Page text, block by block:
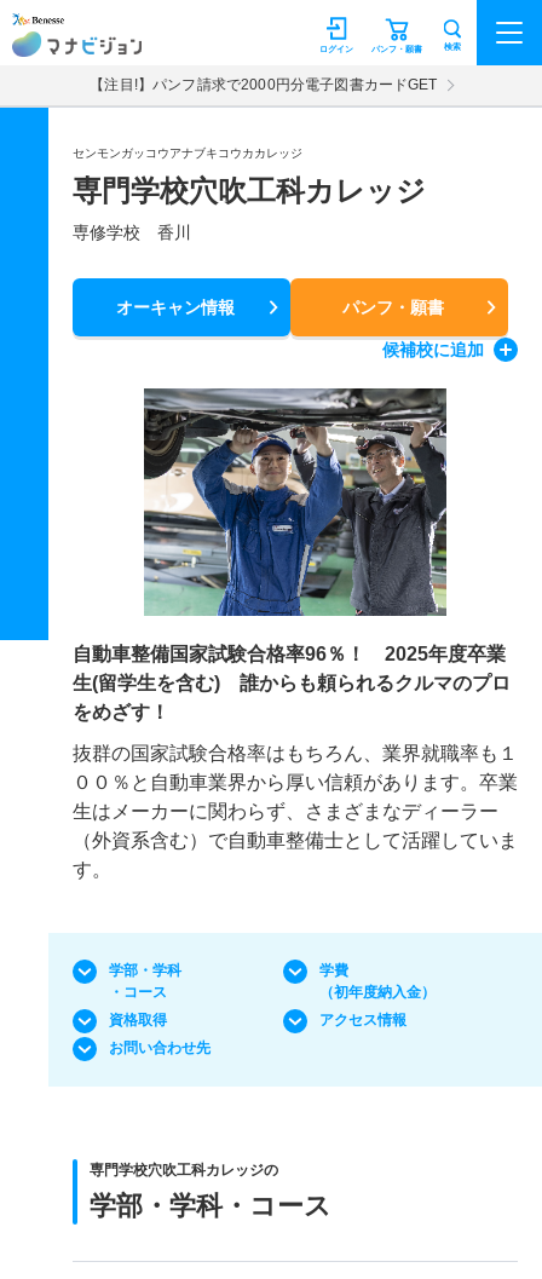
マナビジョン パンフ・願書
ログイン 検索
【注目!】パンフ請求で2000円分電子図書カードGET
センモンガッコウアナブキコウカカレッジ
専門学校穴吹工科カレッジ
専修学校 香川
オーキャン情報 パンフ・願書
候補校に追加
自動車整備国家試験合格率96％！ 2025年度卒業
生(留学生を含む) 誰からも頼られるクルマのプロ
をめざす！
抜群の国家試験合格率はもちろん、業界就職率も１
００％と自動車業界から厚い信頼があります。卒業
生はメーカーに関わらず、さまざまなディーラー
（外資系含む）で自動車整備士として活躍していま
す。
学部・学科
・コース
学費
（初年度納入金）
資格取得
アクセス情報
お問い合わせ先
専門学校穴吹工科カレッジの
学部・学科・コース